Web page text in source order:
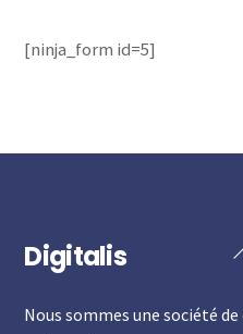
[ninja_form id=5]
Digitalis
Nous sommes une société